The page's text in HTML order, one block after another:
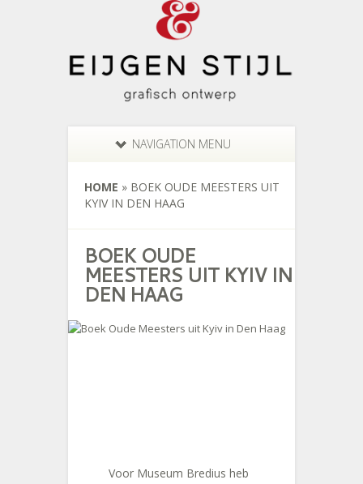
NAVIGATION MENU
HOME » BOEK OUDE MEESTERS UIT
KYIV IN DEN HAAG
BOEK OUDE
MEESTERS UIT KYIV IN
DEN HAAG
Voor Museum Bredius heb